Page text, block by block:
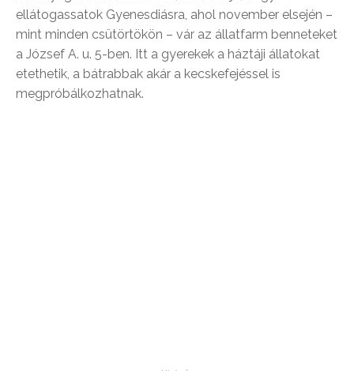
ellátogassatok Gyenesdiásra, ahol november elsején –
mint minden csütörtökön – vár az állatfarm benneteket
a József A. u. 5-ben. Itt a gyerekek a háztáji állatokat
etethetik, a bátrabbak akár a kecskefejéssel is
megpróbálkozhatnak.